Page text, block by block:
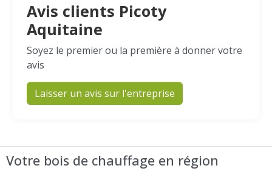
Avis clients Picoty
Aquitaine
Soyez le premier ou la première à donner votre
avis
Laisser un avis sur l'entreprise
Votre bois de chauffage en région